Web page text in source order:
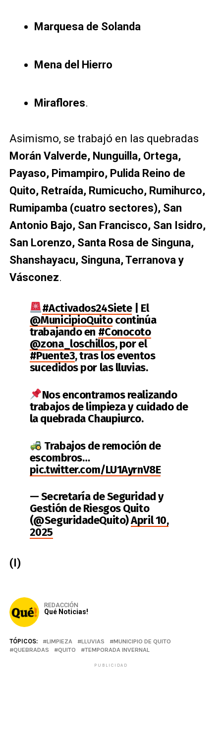
Marquesa de Solanda
Mena del Hierro
Miraflores.
Asimismo, se trabajó en las quebradas
Morán Valverde, Nunguilla, Ortega,
Payaso, Pimampiro, Pulida Reino de
Quito, Retraída, Rumicucho, Rumihurco,
Rumipamba (cuatro sectores), San
Antonio Bajo, San Francisco, San Isidro,
San Lorenzo, Santa Rosa de Singuna,
Shanshayacu, Singuna, Terranova y
Vásconez.
#Activados24Siete| El
@MunicipioQuitocontinúa
trabajando en #Conocoto
@zona_loschillos, por el
#Puente3, tras los eventos
sucedidos por las lluvias.
Nos encontramos realizando
trabajos de limpieza y cuidado de
la quebrada Chaupiurco.
Trabajos de remoción de
escombros…
pic.twitter.com/LU1AyrnV8E
— Secretaría de Seguridad y
Gestión de Riesgos Quito
(@SeguridadeQuito)April 10,
2025
(I)
REDACCIÓN
Qué Noticias!
TÓPICOS: LIMPIEZA LLUVIAS
MUNICIPIO DE QUITO
QUEBRADAS
QUITO TEMPORADA INVERNAL
PUBLICIDAD